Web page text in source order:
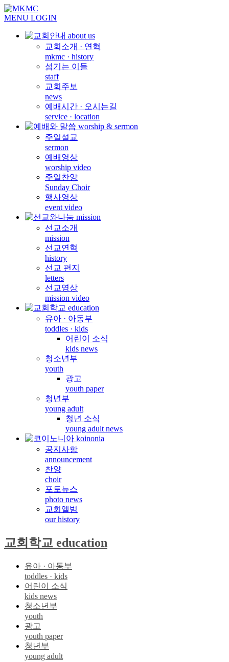
MENU LOGIN
교회소개 · 연혁
mkmc · history
섬기는 이들
staff
교회주보
news
예배시간 · 오시는길
service · location
주일설교
sermon
예배영상
worship video
주일찬양
Sunday Choir
행사영상
event video
선교소개
mission
선교연혁
history
선교 편지
letters
선교영상
mission video
유아 · 아동부
toddles · kids
어린이 소식
kids news
청소년부
youth
광고
youth paper
청년부
young adult
청년 소식
young adult news
공지사항
announcement
찬양
choir
포토뉴스
photo news
교회앨범
our history
교회학교 education
유아 · 아동부
toddles · kids
어린이 소식
kids news
청소년부
youth
광고
youth paper
청년부
young adult